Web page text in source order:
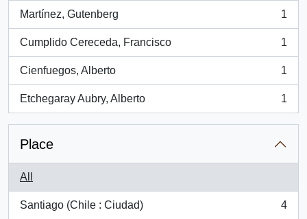
Martínez, Gutenberg
, 1 results
1
Cumplido Cereceda, Francisco
, 1 results
1
Cienfuegos, Alberto
, 1 results
1
Etchegaray Aubry, Alberto
, 1 results
1
Place
All
Santiago (Chile : Ciudad)
, 4 results
4